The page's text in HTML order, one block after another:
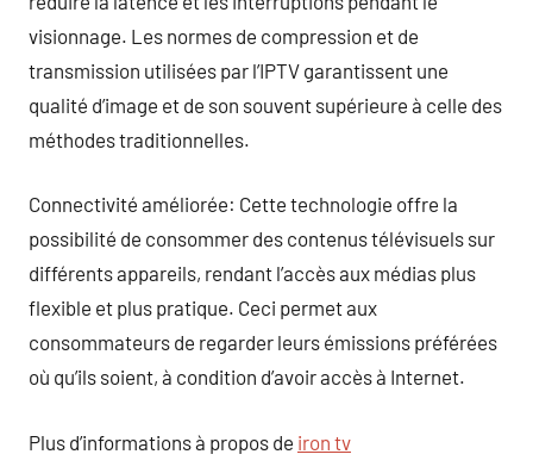
visionnage. Les normes de compression et de
transmission utilisées par l’IPTV garantissent une
qualité d’image et de son souvent supérieure à celle des
méthodes traditionnelles.
Connectivité améliorée: Cette technologie offre la
possibilité de consommer des contenus télévisuels sur
différents appareils, rendant l’accès aux médias plus
flexible et plus pratique. Ceci permet aux
consommateurs de regarder leurs émissions préférées
où qu’ils soient, à condition d’avoir accès à Internet.
Plus d’informations à propos de iron tv